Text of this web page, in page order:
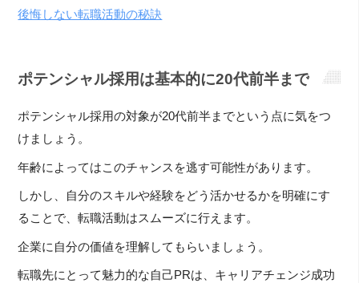
後悔しない転職活動の秘訣
ポテンシャル採用は基本的に20代前半まで
ポテンシャル採用の対象が20代前半までという点に気をつ
けましょう。
年齢によってはこのチャンスを逃す可能性があります。
しかし、自分のスキルや経験をどう活かせるかを明確にす
ることで、転職活動はスムーズに行えます。
企業に自分の価値を理解してもらいましょう。
転職先にとって魅力的な自己PRは、キャリアチェンジ成功